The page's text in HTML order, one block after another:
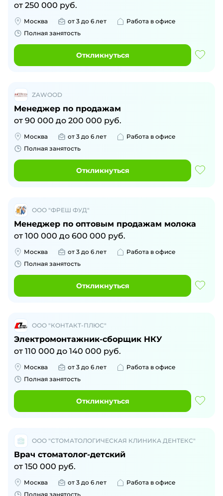
от 250 000 руб.
Москва от 3 до 6 лет
Работа в офисе
Полная занятость
Откликнуться
ZAWOOD
Менеджер по продажам
от 90 000 до 200 000 руб.
Москва от 3 до 6 лет
Работа в офисе
Полная занятость
Откликнуться
ООО "ФРЕШ ФУД"
Менеджер по оптовым продажам молока
от 100 000 до 600 000 руб.
Москва от 3 до 6 лет
Работа в офисе
Полная занятость
Откликнуться
ООО "КОНТАКТ-ПЛЮС"
Электромонтажник-сборщик НКУ
от 110 000 до 140 000 руб.
Москва от 3 до 6 лет
Работа в офисе
Полная занятость
Откликнуться
ООО "СТОМАТОЛОГИЧЕСКАЯ КЛИНИКА ДЕНТЕКС"
Врач стоматолог-детский
от 150 000 руб.
Москва от 3 до 6 лет
Работа в офисе
Полная занятость